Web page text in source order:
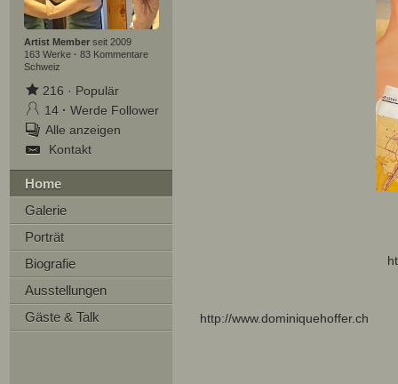
Artist Memberseit 2009
163 Werke · 83 Kommentare
Schweiz
216 · Populär
14 · Werde Follower
Alle anzeigen
Kontakt
Home
Galerie
Porträt
Biografie
Ausstellungen
Gäste & Talk
http://www.dominiquehoffer.ch